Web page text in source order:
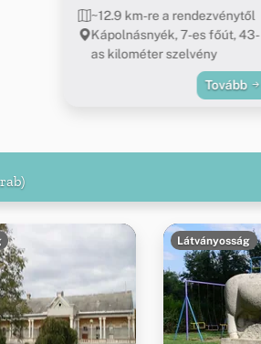
~12.9 km-re a rendezvénytől
Kápolnásnyék, 7-es főút, 43-
as kilométer szelvény
Tovább
Látványosság